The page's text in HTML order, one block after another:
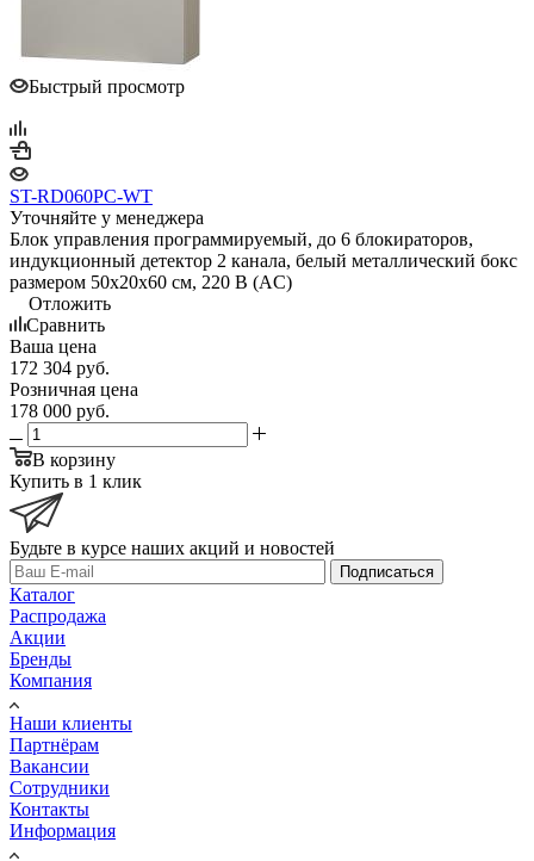
Быстрый просмотр
ST-RD060PC-WT
Уточняйте у менеджера
Блок управления программируемый, до 6 блокираторов,
индукционный детектор 2 канала, белый металлический бокс
размером 50х20x60 см, 220 В (AC)
Отложить
Сравнить
Ваша цена
172 304 руб.
Розничная цена
178 000 руб.
В корзину
Купить в 1 клик
Будьте в курсе наших акций и новостей
Подписаться
Каталог
Распродажа
Акции
Бренды
Компания
Наши клиенты
Партнёрам
Вакансии
Сотрудники
Контакты
Информация